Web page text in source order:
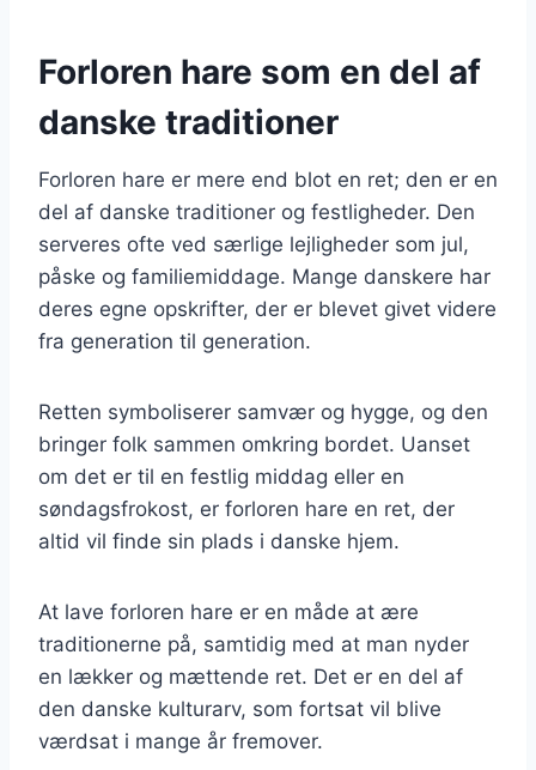
Forloren hare som en del af
danske traditioner
Forloren hare er mere end blot en ret; den er en
del af danske traditioner og festligheder. Den
serveres ofte ved særlige lejligheder som jul,
påske og familiemiddage. Mange danskere har
deres egne opskrifter, der er blevet givet videre
fra generation til generation.
Retten symboliserer samvær og hygge, og den
bringer folk sammen omkring bordet. Uanset
om det er til en festlig middag eller en
søndagsfrokost, er forloren hare en ret, der
altid vil finde sin plads i danske hjem.
At lave forloren hare er en måde at ære
traditionerne på, samtidig med at man nyder
en lækker og mættende ret. Det er en del af
den danske kulturarv, som fortsat vil blive
værdsat i mange år fremover.